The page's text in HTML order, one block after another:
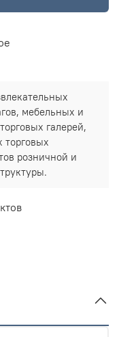
мебельных и
галерей,
розничной и